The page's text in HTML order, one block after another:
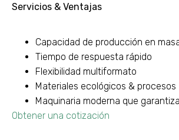
Servicios & Ventajas
Capacidad de producción en
Tiempo de respuesta rápido
Flexibilidad multiformato
Materiales ecológicos & procesos
Maquinaria moderna que
Obtener una cotización